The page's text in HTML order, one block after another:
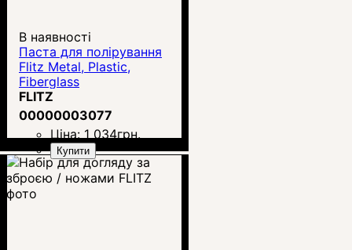
В наявності
Паста для полірування
Flitz Metal, Plastic,
Fiberglass
FLITZ
00000003077
Ціна: 1 034грн.
Купити